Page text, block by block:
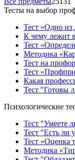
Тесты на выбор
Тест «Одно
К чему лежит
Тест
Методика
Тест на
Тест
Какая
Тест "Готовы
Психологические
Тест "Умеете
Тест "Есть ли
Тест «Оценка
Методика